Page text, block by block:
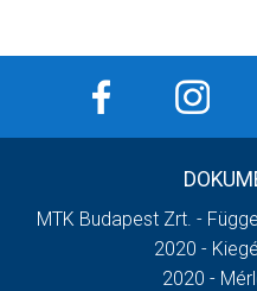
MTK Budapest Zrt. -
2020 -
2020 -